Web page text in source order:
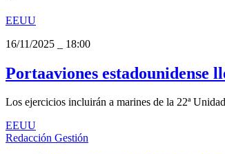
EEUU
16/11/2025
18:00
Portaaviones estadounidense
Los ejercicios incluirán a marines de la 22ª
EEUU
Redacción Gestión